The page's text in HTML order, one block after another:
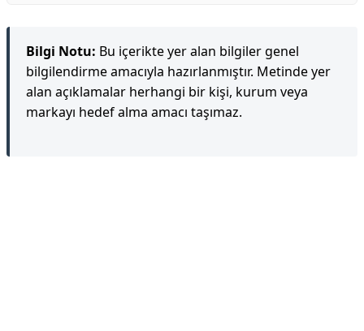
Bilgi Notu: Bu içerikte yer alan bilgiler genel
bilgilendirme amacıyla hazırlanmıştır. Metinde yer
alan açıklamalar herhangi bir kişi, kurum veya
markayı hedef alma amacı taşımaz.